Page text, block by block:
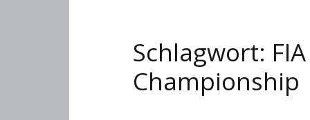
Schlagwort:
Championship